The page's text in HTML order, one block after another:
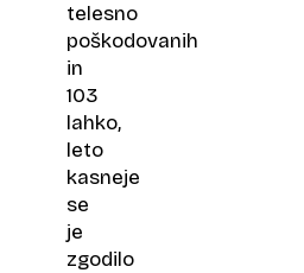
telesno
poškodovanih
in
103
lahko,
leto
kasneje
se
je
zgodilo